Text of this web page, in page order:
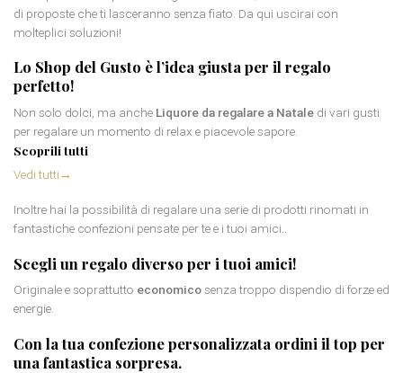
di proposte che ti lasceranno senza fiato. Da qui uscirai con
molteplici soluzioni!
Lo Shop del Gusto è l’idea giusta per il regalo
perfetto!
Non solo dolci, ma anche Liquore da regalare a Natale di vari gusti
per regalare un momento di relax e piacevole sapore.
Scoprili tutti
Vedi tutti→
Inoltre hai la possibilità di regalare una serie di prodotti rinomati in
fantastiche confezioni pensate per te e i tuoi amici..
Scegli un regalo diverso per i tuoi amici!
Originale e soprattutto economicosenza troppo dispendio di forze ed
energie.
Con la tua confezione personalizzata ordini il top per
una fantastica sorpresa.